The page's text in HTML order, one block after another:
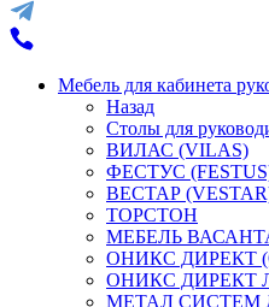
Мебель для кабинета
Назад
Столы для
ВИЛАС (VILAS)
ФЕСТУС
ВЕСТАР
ТОРСТОН
МЕБЕЛЬ
ОНИКС ДИРЕКТ
ОНИКС ДИРЕКТ
МЕТАЛ СИСТЕМ